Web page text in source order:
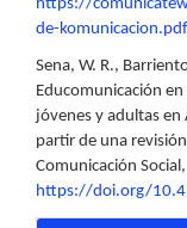
https://
de-komunicacion.pdf
Sena, W. R.,
Educomunicación
jóvenes y adultas en
partir de una
Comunicación
https://doi.org/